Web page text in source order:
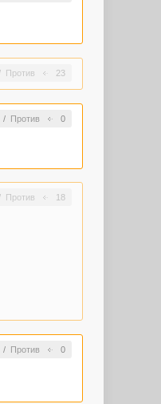
Против 23
Против 0
Против 18
Против 0